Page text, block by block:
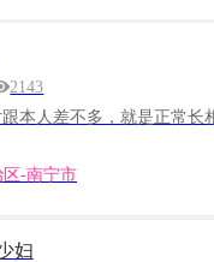
2143
本人差不多，就是正常长
区-南宁市
妇